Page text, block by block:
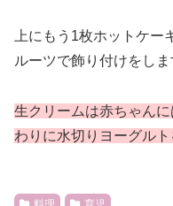
上にもう1枚ホットケ
ルーツで飾り付けをしま
生クリームは赤ちゃん
わりに水切りヨーグルト